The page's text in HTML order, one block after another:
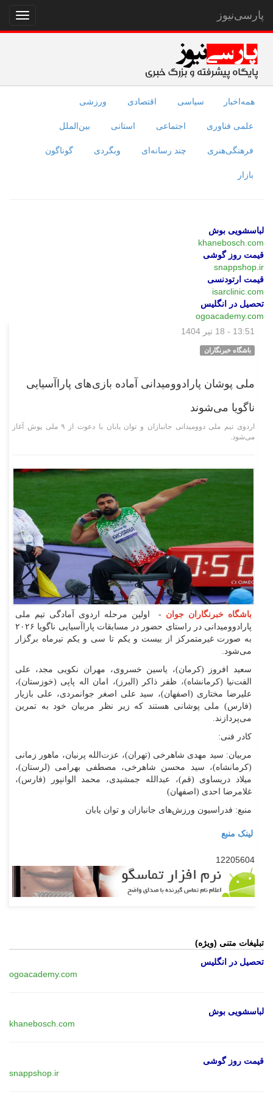
نمایش
منو
پارسی‌نیوز
همه‌اخبار سیاسی اقتصادی ورزشی
علمی فناوری اجتماعی استانی بین‌الملل
فرهنگی‌هنری چند رسانه‌ای وبگردی گوناگون
بازار
لباسشویی بوش
khanebosch.com
قیمت روز گوشی
snappshop.ir
قیمت ارتودنسی
isarclinic.com
تحصیل در انگلیس
ogoacademy.com
13:51 - 18 تیر 1404
باشگاه خبرنگاران
ملی پوشان پارادوومیدانی آماده بازی‌های پاراآسیایی
ناگویا می‌شوند
اردوی تیم ملی دوومیدانی جانبازان و توان یابان با دعوت از ۹ ملی پوش آغاز
می‌شود.
باشگاه خبرنگاران جوان - اولین مرحله اردوی آمادگی تیم ملی
پارادوومیدانی در راستای حضور در مسابقات پاراآسیایی ناگویا ۲۰۲۶
به صورت غیرمتمرکز از بیست و یکم تا سی و یکم تیرماه برگزار
می‌شود.
سعید افروز (کرمان)، یاسین خسروی، مهران نکویی مجد، علی
الفت‌نیا (کرمانشاه)، ظفر ذاکر (البرز)، امان اله پاپی (خوزستان)،
علیرضا مختاری (اصفهان)، سید علی اصغر جوانمردی، علی بازیار
(فارس) ملی پوشانی هستند که زیر نظر مربیان خود به تمرین
می‌پردازند.
کادر فنی:
مربیان: سید مهدی شاهرخی (تهران)، عزت‌الله پرنیان، ماهور زمانی
(کرمانشاه)، سید محسن شاهرخی، مصطفی بهرامی (لرستان)،
میلاد دریساوی (قم)، عبدالله جمشیدی، محمد الوانپور (فارس)،
غلامرضا احدی (اصفهان)
منبع: فدراسیون ورزش‌های جانبازان و توان یابان
لینک منبع
12205604
تبلیغات متنی (ویژه)
تحصیل در انگلیس
ogoacademy.com
لباسشویی بوش
khanebosch.com
قیمت روز گوشی
snappshop.ir